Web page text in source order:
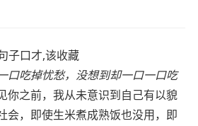
子口才,该收藏
口吃掉忧愁，没想到却一口一口吃
你之前，我从未意识到自己有以貌
会，即使生米煮成熟饭也没用，即